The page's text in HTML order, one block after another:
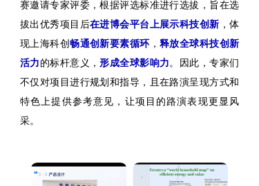
赛邀请专家评委，根据评选标准进行选拔，旨在选
拔出优秀项目后在进博会平台上展示科技创新 ，体
现上海科创畅通创新要素循环 ，释放全球科技创新
活力 的标杆意义，形成全球影响力。因此，专家们
不仅对项目进行规划和指导，且在路演呈现方式和
特色上提供参考意见，让项目的路演表现更显风
采。